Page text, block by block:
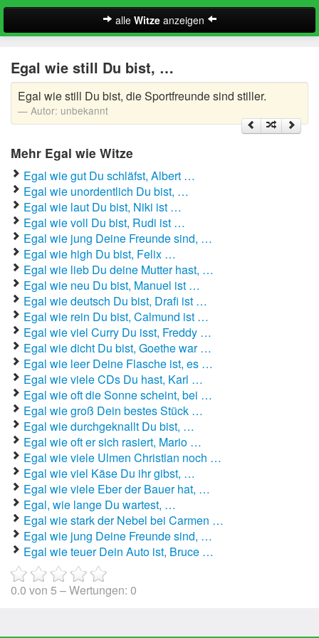
alle Witzeanzeigen
A-Klasse Witze
Akademiker Witze
Anrufbeantworter Ansagen
Antiwitze
Anwaltswitze
Arbeitswitze
Arztwitze
Autoaufkleber Sprüche
Bankerwitze
Bart Simpson Sprüche
Bauernregeln
Bauernwitze
Bayern Witze
Beamtenwitze
Bierwitze
Bill Clinton Witze
Egal wie still Du bist, …
Egal wie still Du bist, die Sportfreunde sind stiller.
Autor: unbekannt
Mehr Egal wie Witze
Egal wie gut Du schläfst, Albert …
Egal wie unordentlich Du bist, …
Egal wie laut Du bist, Niki ist …
Egal wie voll Du bist, Rudi ist …
Egal wie jung Deine Freunde sind, …
Egal wie high Du bist, Felix …
Egal wie lieb Du deine Mutter hast, …
Egal wie neu Du bist, Manuel ist …
Egal wie deutsch Du bist, Drafi ist …
Egal wie rein Du bist, Calmund ist …
Egal wie viel Curry Du isst, Freddy …
Egal wie dicht Du bist, Goethe war …
Egal wie leer Deine Flasche ist, es …
Egal wie viele CDs Du hast, Karl …
Egal wie oft die Sonne scheint, bei …
Egal wie groß Dein bestes Stück …
Egal wie durchgeknallt Du bist, …
Egal wie oft er sich rasiert, Mario …
Egal wie viele Ulmen Christian noch …
Egal wie viel Käse Du ihr gibst, …
Egal wie viele Eber der Bauer hat, …
Egal, wie lange Du wartest, …
Egal wie stark der Nebel bei Carmen …
Egal wie jung Deine Freunde sind, …
Egal wie teuer Dein Auto ist, Bruce …
0.0 von 5 – Wertungen: 0